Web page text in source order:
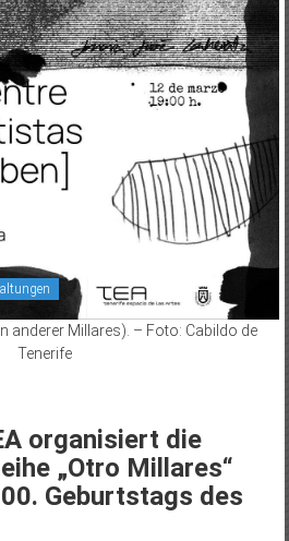
anderer Millares). – Foto: Cabildo de
Tenerife
organisiert die
„Otro Millares“
Geburtstags des